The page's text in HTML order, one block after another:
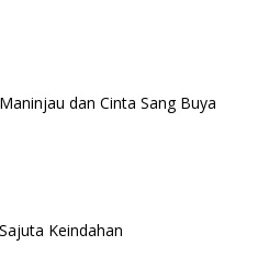
dan Cinta Sang Buya
Keindahan